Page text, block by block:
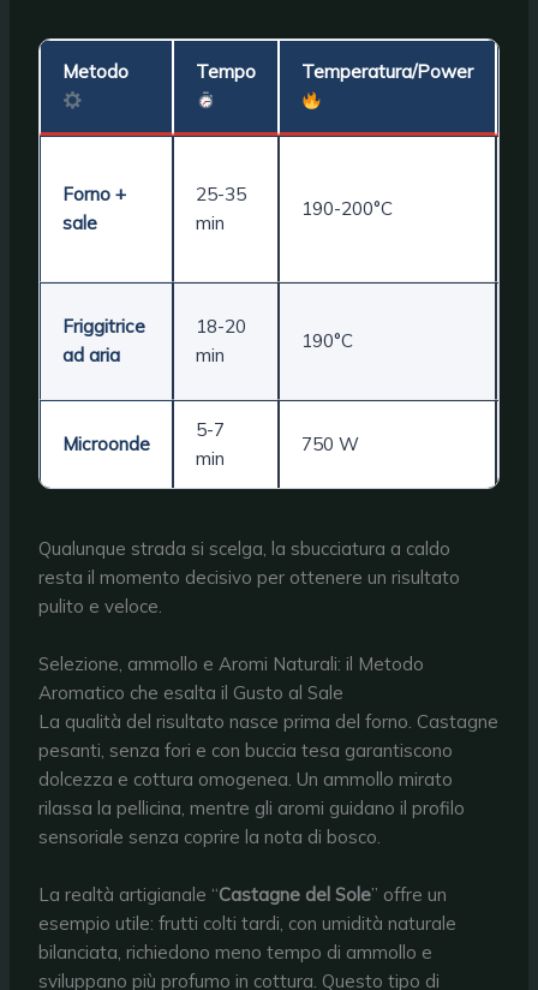
Metodo Tempo Temperatura/Power
Forno +
sale
25-35
min
190-200°C
Friggitrice
ad aria
18-20
min
190°C
Microonde
5-7
min
750 W
Qualunque strada si scelga, la sbucciatura a caldo
resta il momento decisivo per ottenere un risultato
pulito e veloce.
Selezione, ammollo e Aromi Naturali: il Metodo
Aromatico che esalta il Gusto al Sale
La qualità del risultato nasce prima del forno. Castagne
pesanti, senza fori e con buccia tesa garantiscono
dolcezza e cottura omogenea. Un ammollo mirato
rilassa la pellicina, mentre gli aromi guidano il profilo
sensoriale senza coprire la nota di bosco.
La realtà artigianale “Castagne del Sole” offre un
esempio utile: frutti colti tardi, con umidità naturale
bilanciata, richiedono meno tempo di ammollo e
sviluppano più profumo in cottura. Questo tipo di